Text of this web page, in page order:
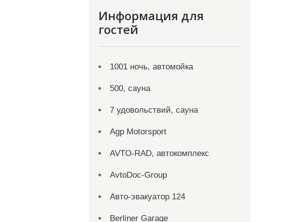
Информация для
гостей
1001 ночь, автомойка
500, сауна
7 удовольствий, сауна
Agp Motorsport
AVTO-RAD, автокомплекс
AvtoDoc-Group
Aвто-эвакуатор 124
Berliner Garage